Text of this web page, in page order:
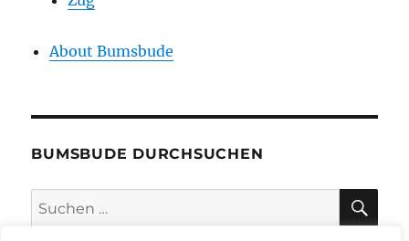
About Bumsbude
BUMSBUDE DURCHSUCHEN
Suche
nach: